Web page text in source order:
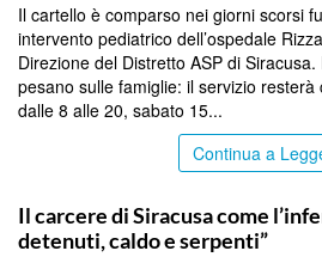
Il cartello è comparso nei giorni scorsi
intervento pediatrico dell’ospedale
Direzione del Distretto ASP di
pesano sulle famiglie: il servizio
dalle 8 alle 20, sabato 15...
Continua a
Il carcere di Siracusa come
detenuti, caldo e serpenti”